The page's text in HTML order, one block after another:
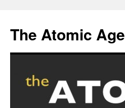
content
The Atomic Age